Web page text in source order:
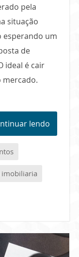
pela
situação
esperando um
de
ideal é cair
mercado.
lendo